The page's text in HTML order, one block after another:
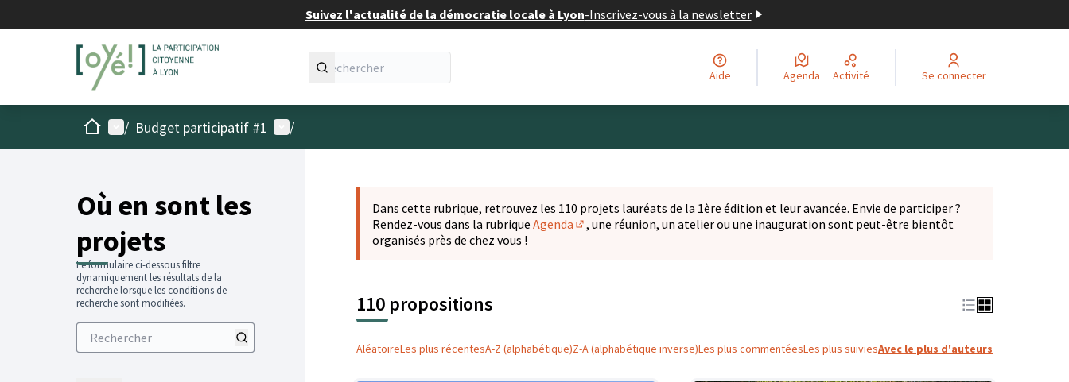
Suivez l'actualité de la démocratie locale à Lyon-Inscrivez-vous à la newsletter
Aide Agenda Activité Se connecter
AccueilMenu principal
/ Budget participatif #1 Menu utilisateur
/
Où en sont les
projets
Le formulaire ci-dessous filtre
dynamiquement les résultats de la
recherche lorsque les conditions de
recherche sont modifiées.
Dans cette rubrique, retrouvez les 110 projets lauréats de la 1ère édition et leur avancée. Envie de participer ?
Rendez-vous dans la rubrique Agenda
(S'ouvre dans un nouvel onglet)
, une réunion, un atelier ou une inauguration sont peut-être bientôt
organisés près de chez vous !
110 propositions
AléatoireLes plus récentesA-Z (alphabétique)Z-A (alphabétique inverse)Les plus commentéesLes plus suiviesAvec le plus d'auteurs